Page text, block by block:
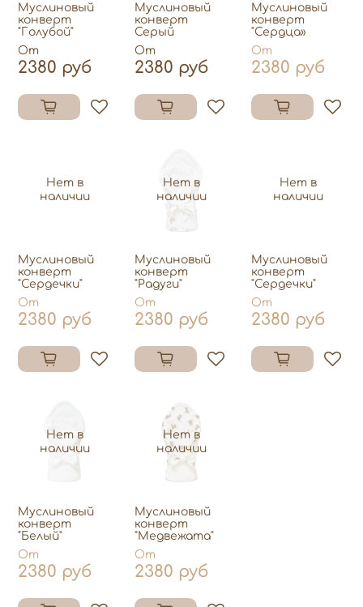
Муслиновый
конверт
"Голубой"
От
2380 руб
Муслиновый
конверт
Серый
От
2380 руб
Муслиновый
конверт
"Сердца»
От
2380 руб
Нет в
наличии
Муслиновый
конверт
"Сердечки"
От
2380 руб
Нет в
наличии
Муслиновый
конверт
"Радуги"
От
2380 руб
Нет в
наличии
Муслиновый
конверт
"Сердечки"
От
2380 руб
Нет в
наличии
Муслиновый
конверт
"Белый"
От
2380 руб
Нет в
наличии
Муслиновый
конверт
"Медвежата"
От
2380 руб